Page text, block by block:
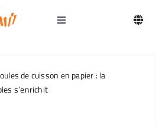
Toggle
de cuisson en papier : la
s’enrichit